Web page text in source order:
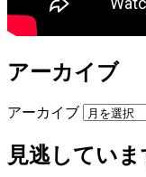
アーカイブ
アーカイブ
見逃していま